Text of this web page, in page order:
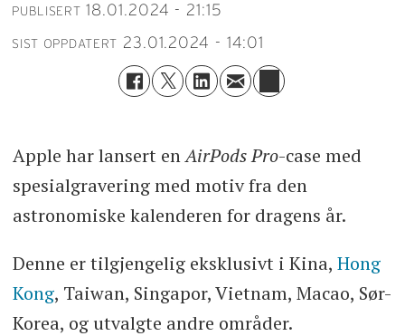
PUBLISERT 18.01.2024 - 21:15
SIST OPPDATERT 23.01.2024 - 14:01
Apple har lansert enAirPods Pro-case med
spesialgravering med motiv fra den
astronomiske kalenderen for dragens år.
Denne er tilgjengelig eksklusivt i Kina, Hong
Kong, Taiwan, Singapor, Vietnam, Macao, Sør-
Korea, og utvalgte andre områder.